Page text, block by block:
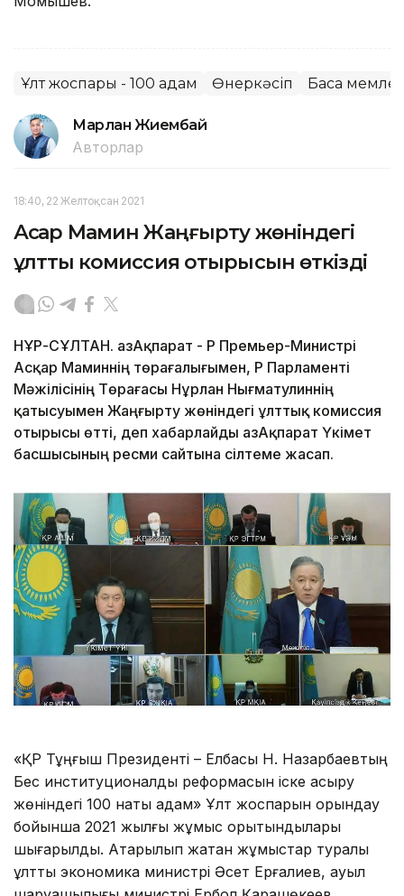
Ұлт жоспары - 100 қадам Өнеркәсіп Басқа
Марлан Жиембай
Авторлар
18:40, 22 Желтоқсан 2021
Асқар Мамин Жаңғырту жөніндегі
ұлттық комиссия отырысын өткізді
НҰР-СҰЛТАН. ҚазАқпарат - ҚР Премьер-Министрі
Асқар Маминнің төрағалығымен, ҚР Парламенті
Мәжілісінің Төрағасы Нұрлан Нығматулиннің
қатысуымен Жаңғырту жөніндегі ұлттық комиссия
отырысы өтті, деп хабарлайды ҚазАқпарат Үкімет
басшысының ресми сайтына сілтеме жасап.
«ҚР Тұңғыш Президенті – Елбасы Н. Назарбаевтың
Бес институционалдық реформасын іске асыру
жөніндегі 100 нақты қадам» Ұлт жоспарын орындау
бойынша 2021 жылғы жұмыс қорытындылары
шығарылды. Атқарылып жатқан жұмыстар туралы
ұлттық экономика министрі Әсет Ерғалиев, ауыл